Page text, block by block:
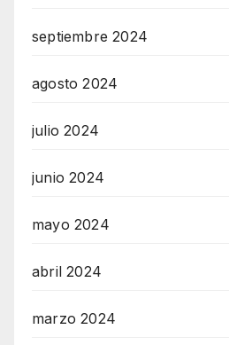
septiembre 2024
agosto 2024
julio 2024
junio 2024
mayo 2024
abril 2024
marzo 2024